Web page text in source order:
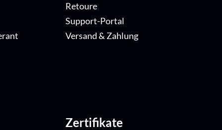
Retoure
Support-Portal
Versand & Zahlung
Zertifikate